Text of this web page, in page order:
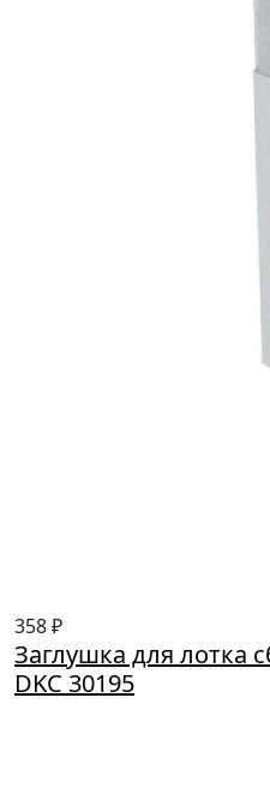
358 ₽
Заглушка для лотка
DKC 30195